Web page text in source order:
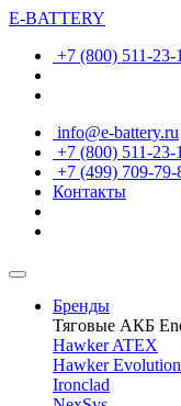
E-BATTERY
+7 (800) 511-23-
info@e-battery.ru
+7 (800) 511-23-
+7 (499) 709-79-
Контакты
Бренды
Тяговые АКБ
Hawker ATEX
Hawker Evolution
Ironclad